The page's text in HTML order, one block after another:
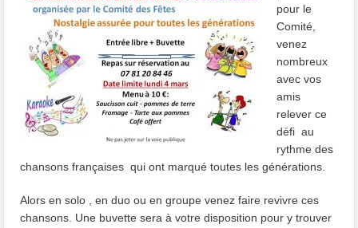
pour le
Comité,
venez
nombreux
avec vos
amis
relever ce
défi au
rythme des
chansons françaises qui ont marqué toutes les générations.
Alors en solo , en duo ou en groupe venez faire revivre ces
chansons. Une buvette sera à votre disposition pour y trouver